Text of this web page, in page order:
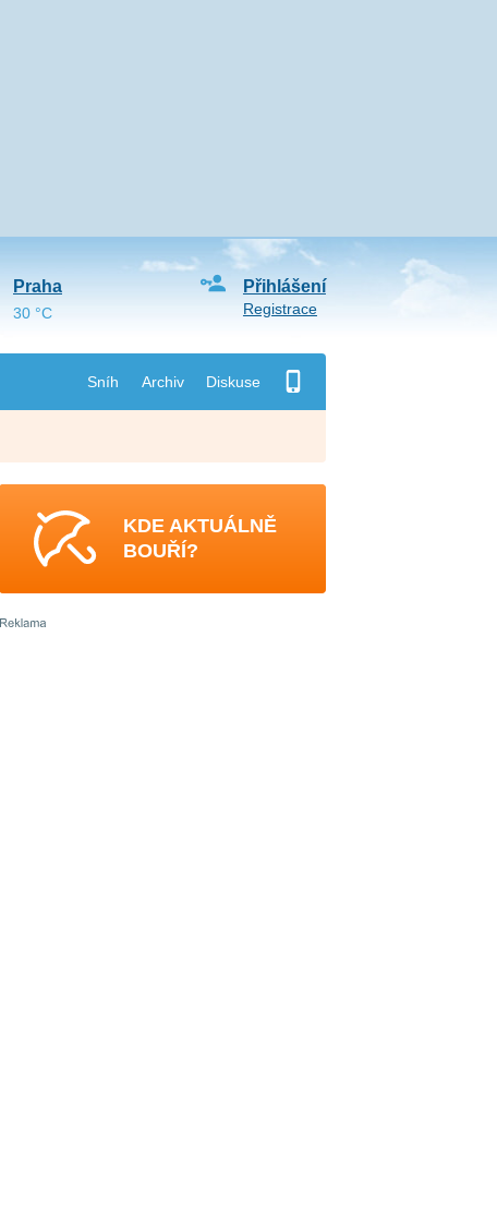
Sníh Archiv Diskuse
Přihlášení
Registrace
Praha
30 °C
KDE AKTUÁLNĚ
BOUŘÍ?